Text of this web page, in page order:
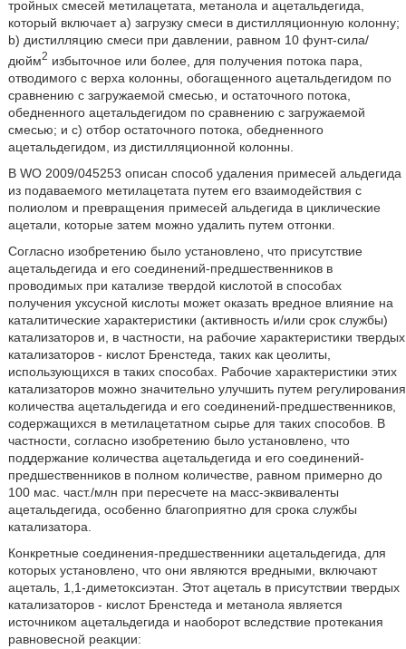
тройных смесей метилацетата, метанола и ацетальдегида,
который включает а) загрузку смеси в дистилляционную колонну;
b) дистилляцию смеси при давлении, равном 10 фунт-сила/
дюйм2 избыточное или более, для получения потока пара,
отводимого с верха колонны, обогащенного ацетальдегидом по
сравнению с загружаемой смесью, и остаточного потока,
обедненного ацетальдегидом по сравнению с загружаемой
смесью; и с) отбор остаточного потока, обедненного
ацетальдегидом, из дистилляционной колонны.
В WO 2009/045253 описан способ удаления примесей альдегида
из подаваемого метилацетата путем его взаимодействия с
полиолом и превращения примесей альдегида в циклические
ацетали, которые затем можно удалить путем отгонки.
Согласно изобретению было установлено, что присутствие
ацетальдегида и его соединений-предшественников в
проводимых при катализе твердой кислотой в способах
получения уксусной кислоты может оказать вредное влияние на
каталитические характеристики (активность и/или срок службы)
катализаторов и, в частности, на рабочие характеристики твердых
катализаторов - кислот Бренстеда, таких как цеолиты,
использующихся в таких способах. Рабочие характеристики этих
катализаторов можно значительно улучшить путем регулирования
количества ацетальдегида и его соединений-предшественников,
содержащихся в метилацетатном сырье для таких способов. В
частности, согласно изобретению было установлено, что
поддержание количества ацетальдегида и его соединений-
предшественников в полном количестве, равном примерно до
100 мас. част./млн при пересчете на масс-эквиваленты
ацетальдегида, особенно благоприятно для срока службы
катализатора.
Конкретные соединения-предшественники ацетальдегида, для
которых установлено, что они являются вредными, включают
ацеталь, 1,1-диметоксиэтан. Этот ацеталь в присутствии твердых
катализаторов - кислот Бренстеда и метанола является
источником ацетальдегида и наоборот вследствие протекания
равновесной реакции: